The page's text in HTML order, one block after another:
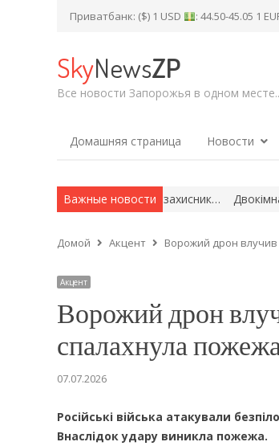
Приватбанк: ($) 1 USD : 44.50-45.05 1
SkyNewsZP
Все новости Запорожья в одном
Домашняя страница Новости
Важные новости
загинув захисник… Двокімнатна квартира
Домой Акцент Ворожий дрон влучив
Акцент
Ворожий дрон
спалахнула
07.07.2026
Російські війська атакували
Внаслідок удару виникла пожежа.